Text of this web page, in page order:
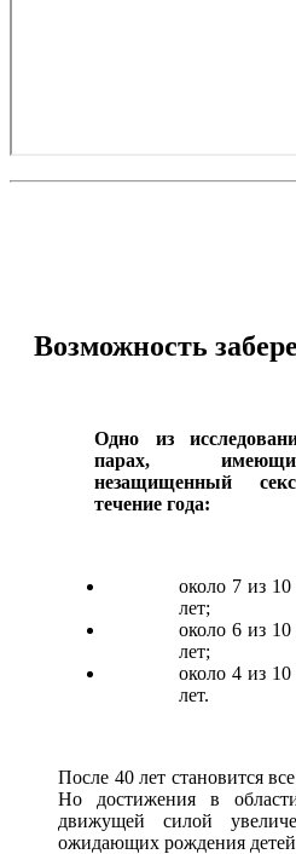
Возможность
Одно из
парах,
незащищенный
течение года:
около 7 из
лет;
около 6 из
лет;
около 4 из
лет.
После 40 лет становится
Но достижения в
движущей силой
ожидающих рождения